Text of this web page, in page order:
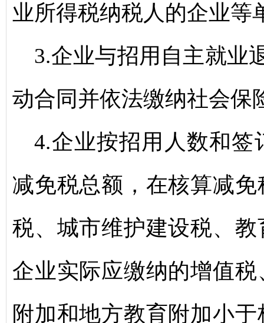
业所得税纳税人的企业等
3.企业与招用自主就业
动合同并依法缴纳社会保
4.企业按招用人数和
减免税总额，在核算减
税、城市维护建设税、
企业实际应缴纳的增值
附加和地方教育附加小